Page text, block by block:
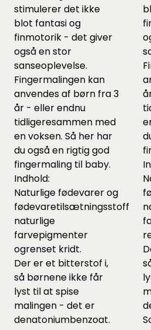
stimulerer det ikke
blot fantasi og
finmotorik - det giver
også en stor
sanseoplevelse.
Fingermalingen kan
anvendes af børn fra 3
år - eller endnu
tidligeresammen med
en voksen. Så her har
du også en rigtig god
fingermaling til baby.
Indhold:
Naturlige fødevarer og
fødevaretilsætningsstoffer,
naturlige
farvepigmenter
ogrenset kridt.
Der er et bitterstof i,
så børnene ikke får
lyst til at spise
malingen - det er
denatoniumbenzoat.